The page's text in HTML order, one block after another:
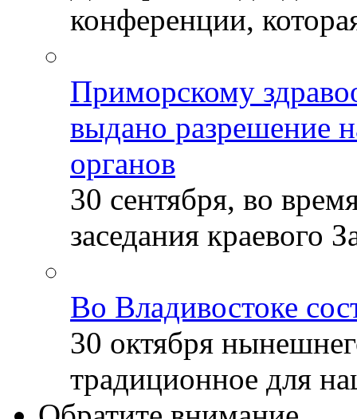
конференции,
Приморскому
выдано разрешение
органов
30 сентября, во
заседания краевого
Во Владивостоке
30 октября
традиционное для